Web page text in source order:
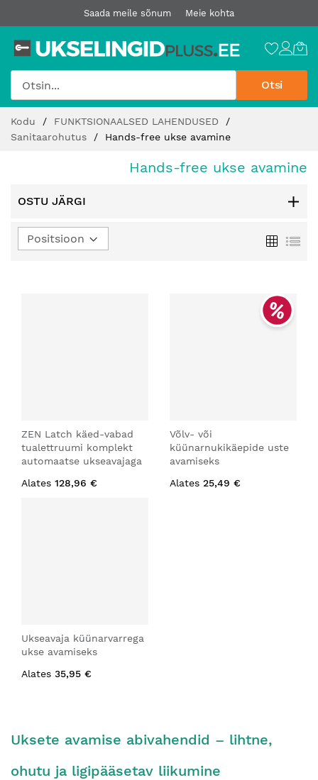
Saada meile sõnum Meie kohta
Otsi
sisu
juurde
Kodu
FUNKTSIONAALSED LAHENDUSED
Sanitaarohutus
Hands-free ukse avamine
Hands-free ukse avamine
OSTU JÄRGI
ZEN Latch käed-vabad
tualettruumi komplekt
automaatse ukseavajaga
Alates 128,96 €
Võlv- või
küünarnukikäepide uste
avamiseks
Alates 25,49 €
Ukseavaja küünarvarrega
ukse avamiseks
Alates 35,95 €
Uksete avamise abivahendid – lihtne,
ohutu ja ligipääsetav liikumine